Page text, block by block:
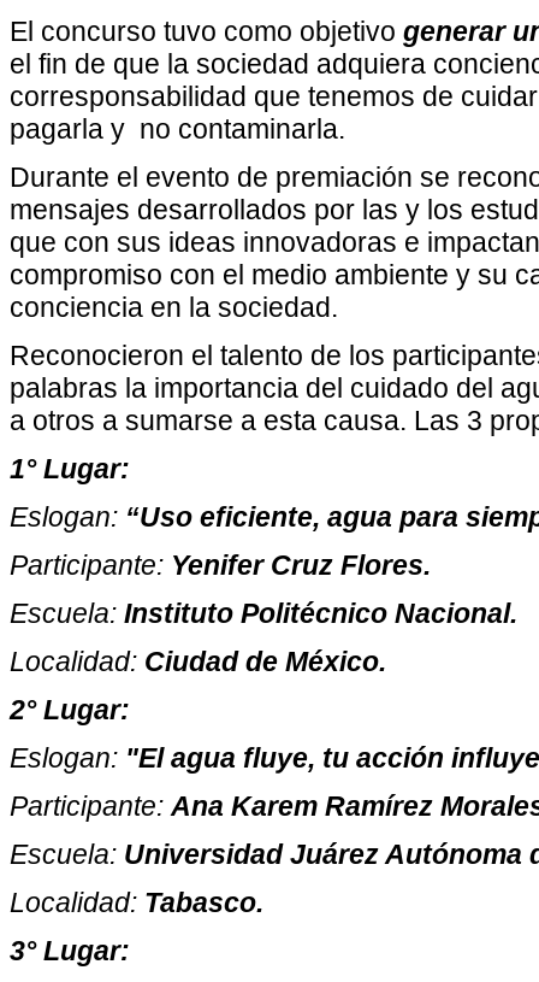
El concurso tuvo como objetivo generar
el fin de que la sociedad adquiera
corresponsabilidad que tenemos de
pagarla y no contaminarla.
Durante el evento de premiación se
mensajes desarrollados por las y los
que con sus ideas innovadoras e
compromiso con el medio ambiente y su
conciencia en la sociedad.
Reconocieron el talento de los
palabras la importancia del cuidado del
a otros a sumarse a esta causa. Las 3
1° Lugar:
Eslogan: “Uso eficiente, agua para
Participante: Yenifer Cruz Flores.
Escuela: Instituto Politécnico Nacional.
Localidad: Ciudad de México.
2° Lugar:
Eslogan: "El agua fluye, tu acción
Participante: Ana Karem Ramírez
Escuela: Universidad Juárez Autónoma
Localidad: Tabasco.
3° Lugar: